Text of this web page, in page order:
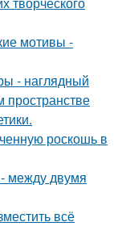
мотивы -
- наглядный
пространстве
роскошь в
между двумя
всё